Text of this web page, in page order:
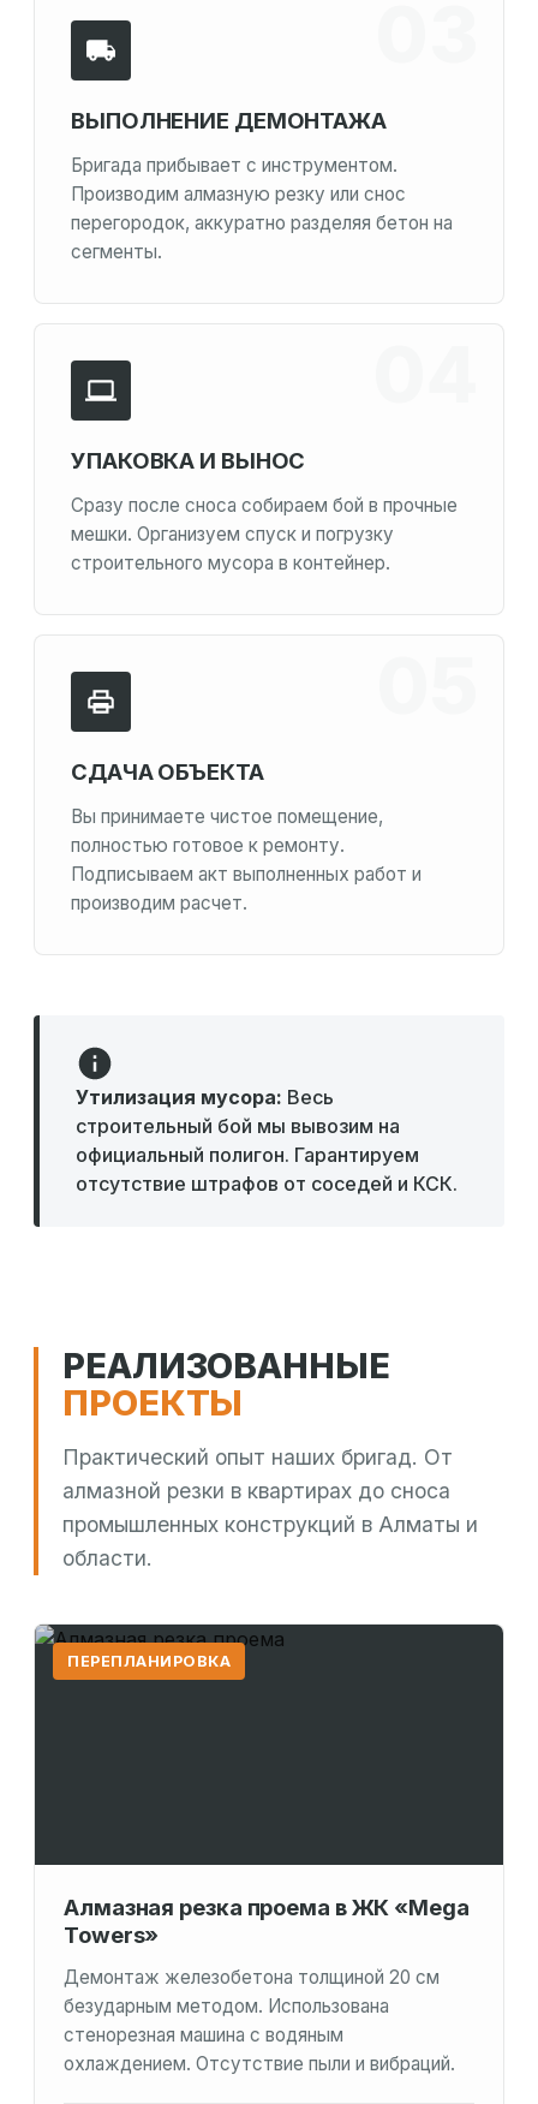
ВЫПОЛНЕНИЕ ДЕМОНТАЖА
Бригада прибывает с инструментом.
Производим алмазную резку или снос
перегородок, аккуратно разделяя бетон на
сегменты.
УПАКОВКА И ВЫНОС
Сразу после сноса собираем бой в прочные
мешки. Организуем спуск и погрузку
строительного мусора в контейнер.
СДАЧА ОБЪЕКТА
Вы принимаете чистое помещение,
полностью готовое к ремонту.
Подписываем акт выполненных работ и
производим расчет.
Утилизация мусора: Весь
строительный бой мы вывозим на
официальный полигон. Гарантируем
отсутствие штрафов от соседей и КСК.
РЕАЛИЗОВАННЫЕ
ПРОЕКТЫ
Практический опыт наших бригад. От
алмазной резки в квартирах до сноса
промышленных конструкций в Алматы и
области.
ПЕРЕПЛАНИРОВКА
Алмазная резка проема в ЖК «Mega
Towers»
Демонтаж железобетона толщиной 20 см
безударным методом. Использована
стенорезная машина с водяным
охлаждением. Отсутствие пыли и вибраций.